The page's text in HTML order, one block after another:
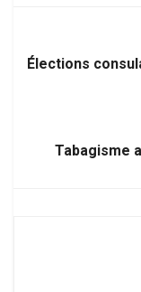
Élections
Tabagisme